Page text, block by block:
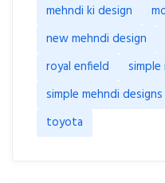
mehndi ki design
new mehndi design
royal enfield
simple mehndi designs
toyota